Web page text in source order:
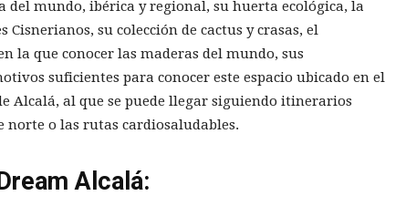
del mundo, ibérica y regional, su huerta ecológica, la
Cisnerianos, su colección de cactus y crasas, el
la que conocer las maderas del mundo, sus
suficientes para conocer este espacio ubicado en el
Alcalá, al que se puede llegar siguiendo itinerarios
norte o las rutas cardiosaludables.
Alcalá: